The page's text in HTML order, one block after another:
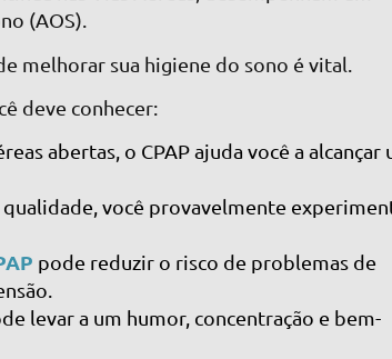
(AOS).
melhorar sua higiene do sono é vital.
deve conhecer:
abertas, o CPAP ajuda você a alcançar
você provavelmente
pode reduzir o risco de problemas de
levar a um humor, concentração e bem-